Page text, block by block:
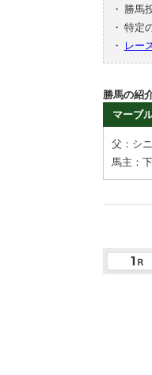
・
勝馬
・ 特定
・
レー
勝馬の紹
マーブ
父：シ
馬主：